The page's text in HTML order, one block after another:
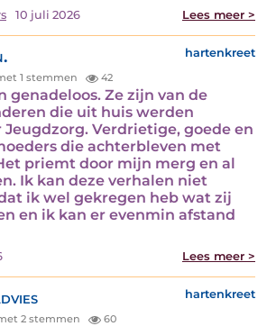
10 juli 2026 Lees meer >
hartenkreet
1 stemmen 42
genadeloos. Ze zijn van de
die uit huis werden
Verdrietige, goede en
die achterbleven met
priemt door mijn merg en al
Ik kan deze verhalen niet
ik wel gekregen heb wat zij
en ik kan er evenmin afstand
Lees meer >
hartenkreet
2 stemmen 60